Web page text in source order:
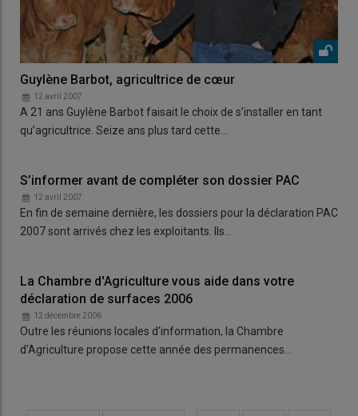
Guylène Barbot, agricultrice de cœur
12 avril 2007
A 21 ans Guylène Barbot faisait le choix de s’installer en tant
qu’agricultrice. Seize ans plus tard cette…
S’informer avant de compléter son dossier PAC
12 avril 2007
En fin de semaine dernière, les dossiers pour la déclaration PAC
2007 sont arrivés chez les exploitants. Ils…
La Chambre d'Agriculture vous aide dans votre
déclaration de surfaces 2006
12 décembre 2006
Outre les réunions locales d'information, la Chambre
d'Agriculture propose cette année des permanences…